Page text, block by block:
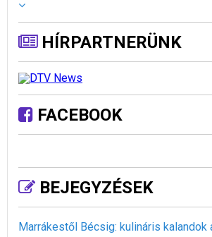
HÍRPARTNERÜNK
FACEBOOK
BEJEGYZÉSEK
Marrákestől Bécsig: kulináris kalandok